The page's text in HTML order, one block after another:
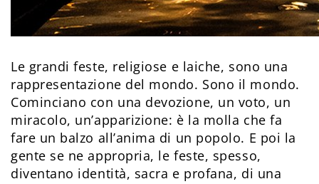
Le grandi feste, religiose e laiche, sono una
rappresentazione del mondo. Sono il mondo.
Cominciano con una devozione, un voto, un
miracolo, un’apparizione: è la molla che fa
fare un balzo all’anima di un popolo. E poi la
gente se ne appropria, le feste, spesso,
diventano identità, sacra e profana, di una